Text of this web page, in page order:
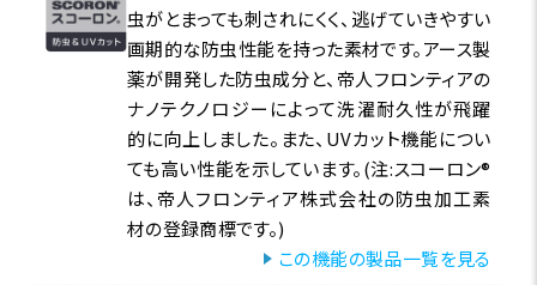
虫がとまっても刺されにくく、逃げていきやすい
画期的な防虫性能を持った素材です。アース製
薬が開発した防虫成分と、帝人フロンティアの
ナノテクノロジーによって洗濯耐久性が飛躍
的に向上しました。また、UVカット機能につい
ても高い性能を示しています。(注:スコーロン®
は、帝人フロンティア株式会社の防虫加工素
材の登録商標です。)
この機能の製品一覧を見る